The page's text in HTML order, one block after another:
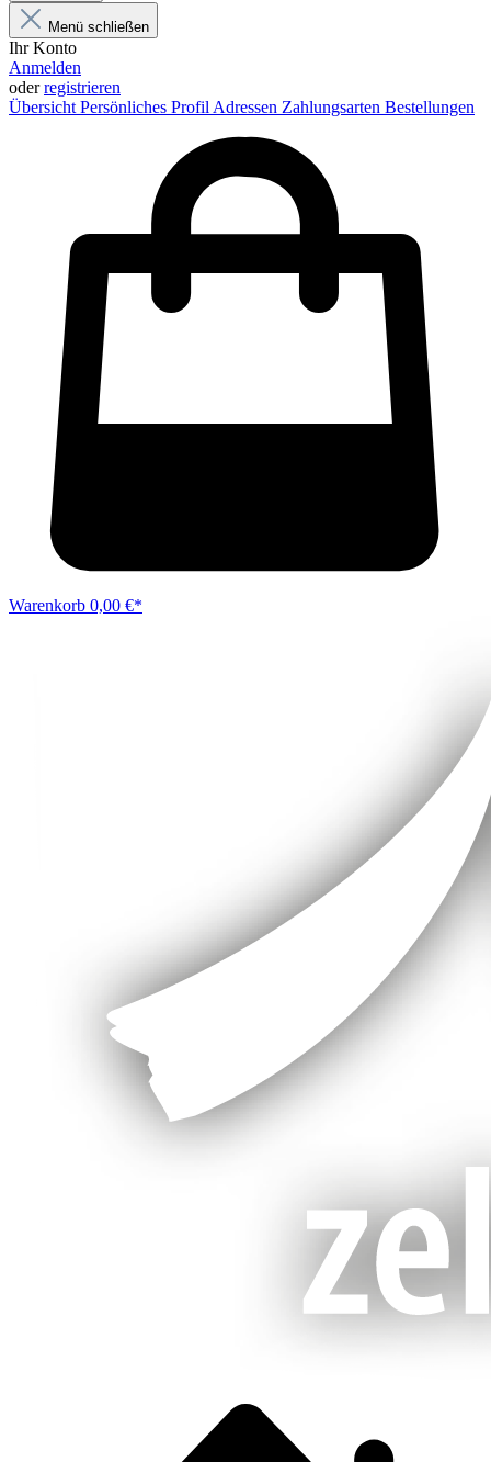
Menü schließen
Ihr Konto
Anmelden
oderregistrieren
Übersicht Persönliches Profil Adressen Zahlungsarten Bestellungen
Warenkorb 0,00 €*